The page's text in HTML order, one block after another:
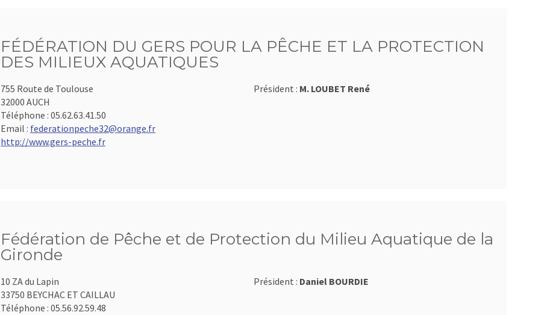
FÉDÉRATION DU GERS POUR LA PÊCHE ET LA PROTECTION
DES MILIEUX AQUATIQUES
755 Route de Toulouse
32000 AUCH
Téléphone : 05.62.63.41.50
Email : federationpeche32@orange.fr
http://www.gers-peche.fr
Président : M. LOUBET René
Fédération de Pêche et de Protection du Milieu Aquatique de la
Gironde
10 ZA du Lapin
33750 BEYCHAC ET CAILLAU
Téléphone : 05.56.92.59.48
Président : Daniel BOURDIE